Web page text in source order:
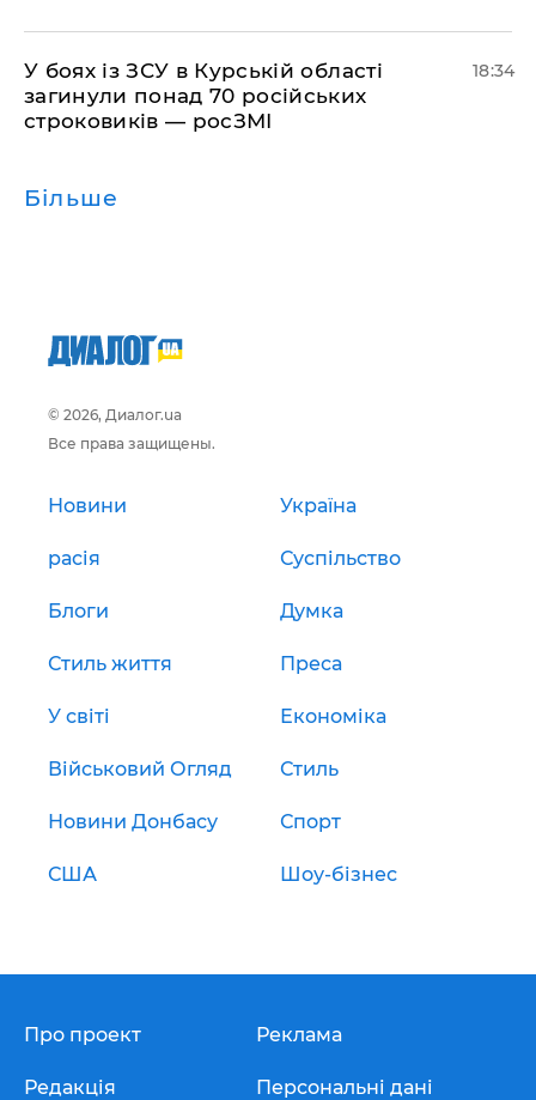
​У боях із ЗСУ в Курській області
загинули понад 70 російських
строковиків — росЗМІ
18:34
Більше
© 2026, Диалог.ua
Все права защищены.
Новини Україна
расія Суспільство
Блоги Думка
Стиль життя Преса
У світі Економіка
Військовий Огляд Стиль
Новини Донбасу Спорт
США Шоу-бізнес
Про проект
Редакція
Реклама
Персональні дані